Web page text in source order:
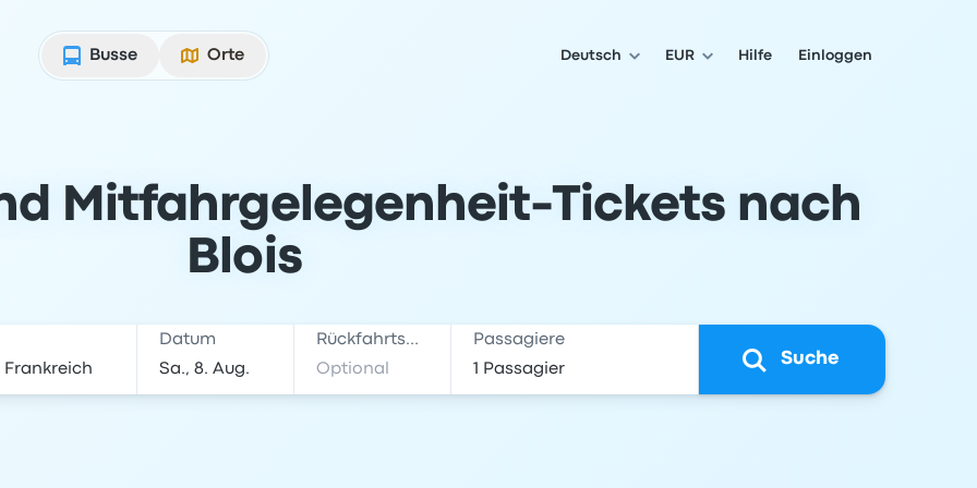
Busse
Orte Deutsch EUR Hilfe Einloggen
Mitfahrgelegenheit-Tickets nach
Blois
Datum Rückfahrtsdatum Passagiere
Suche